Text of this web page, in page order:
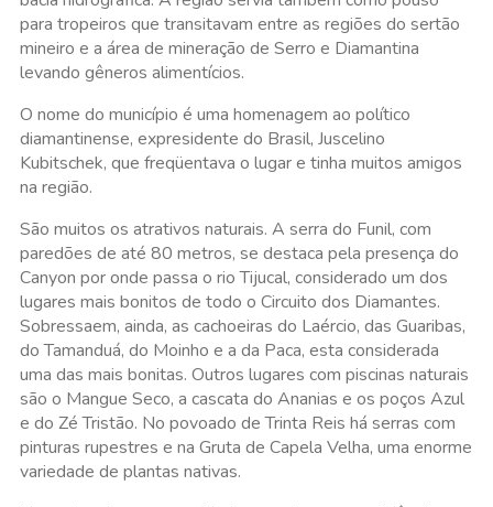
para tropeiros que transitavam entre as regiões do sertão
mineiro e a área de mineração de Serro e Diamantina
levando gêneros alimentícios.
O nome do município é uma homenagem ao político
diamantinense, expresidente do Brasil, Juscelino
Kubitschek, que freqüentava o lugar e tinha muitos amigos
na região.
São muitos os atrativos naturais. A serra do Funil, com
paredões de até 80 metros, se destaca pela presença do
Canyon por onde passa o rio Tijucal, considerado um dos
lugares mais bonitos de todo o Circuito dos Diamantes.
Sobressaem, ainda, as cachoeiras do Laércio, das Guaribas,
do Tamanduá, do Moinho e a da Paca, esta considerada
uma das mais bonitas. Outros lugares com piscinas naturais
são o Mangue Seco, a cascata do Ananias e os poços Azul
e do Zé Tristão. No povoado de Trinta Reis há serras com
pinturas rupestres e na Gruta de Capela Velha, uma enorme
variedade de plantas nativas.